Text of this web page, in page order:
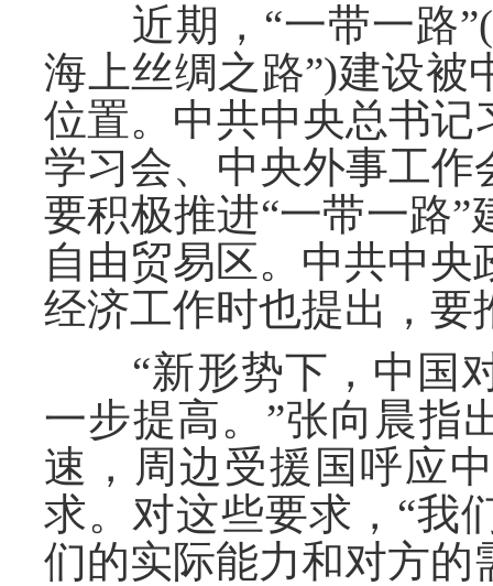
近期，“一带一路
海上丝绸之路”)建设被
位置。中共中央总书
学习会、中央外事工
要积极推进“一带一路
自由贸易区。中共中央
经济工作时也提出，要
“新形势下，中国对
一步提高。”张向晨指
速，周边受援国呼应
求。对这些要求，“我
们的实际能力和对方的